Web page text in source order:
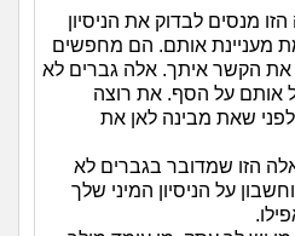
מנסים לבדוק את הניסיון
מעניינת אותם. הם מחפשים
את הקשר איתך. אלה גברים לא
אותם על הסף. את רוצה
לפני שאת מבינה לאן את
הזו שמדובר בגברים לא
על הניסיון המיני שלך